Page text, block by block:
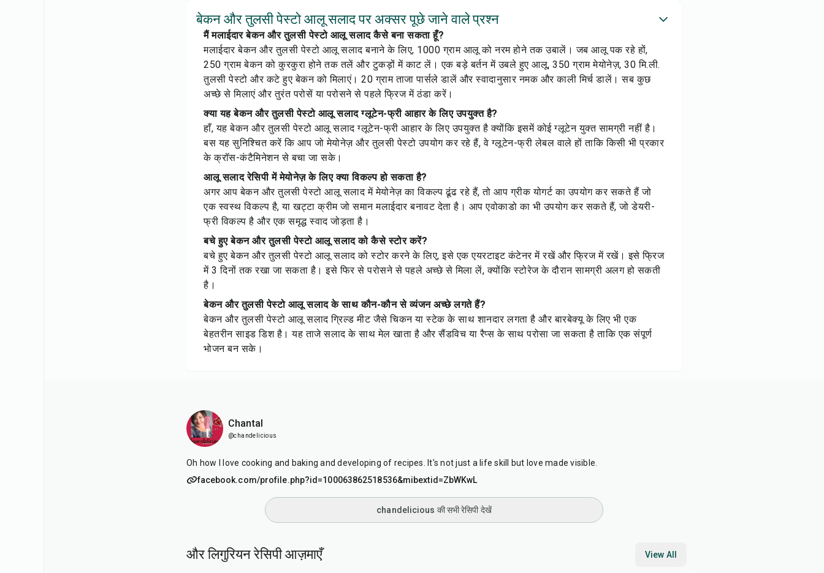
बेकन और तुलसी पेस्टो आलू सलाद पर अक्सर पूछे जाने वाले प्रश्न
मैं मलाईदार बेकन और तुलसी पेस्टो आलू सलाद कैसे बना सकता हूँ?
मलाईदार बेकन और तुलसी पेस्टो आलू सलाद बनाने के लिए, 1000 ग्राम आलू को नरम होने तक उबालें। जब आलू पक रहे हों,
250 ग्राम बेकन को कुरकुरा होने तक तलें और टुकड़ों में काट लें। एक बड़े बर्तन में उबले हुए आलू, 350 ग्राम मेयोनेज़, 30 मि.ली.
तुलसी पेस्टो और कटे हुए बेकन को मिलाएं। 20 ग्राम ताजा पार्सले डालें और स्वादानुसार नमक और काली मिर्च डालें। सब कुछ
अच्छे से मिलाएं और तुरंत परोसें या परोसने से पहले फ्रिज में ठंडा करें।
क्या यह बेकन और तुलसी पेस्टो आलू सलाद ग्लूटेन-फ्री आहार के लिए उपयुक्त है?
हाँ, यह बेकन और तुलसी पेस्टो आलू सलाद ग्लूटेन-फ्री आहार के लिए उपयुक्त है क्योंकि इसमें कोई ग्लूटेन युक्त सामग्री नहीं है।
बस यह सुनिश्चित करें कि आप जो मेयोनेज़ और तुलसी पेस्टो उपयोग कर रहे हैं, वे ग्लूटेन-फ्री लेबल वाले हों ताकि किसी भी प्रकार
के क्रॉस-कंटैमिनेशन से बचा जा सके।
आलू सलाद रेसिपी में मेयोनेज़ के लिए क्या विकल्प हो सकता है?
अगर आप बेकन और तुलसी पेस्टो आलू सलाद में मेयोनेज़ का विकल्प ढूंढ रहे हैं, तो आप ग्रीक योगर्ट का उपयोग कर सकते हैं जो
एक स्वस्थ विकल्प है, या खट्टा क्रीम जो समान मलाईदार बनावट देता है। आप एवोकाडो का भी उपयोग कर सकते हैं, जो डेयरी-
फ्री विकल्प है और एक समृद्ध स्वाद जोड़ता है।
बचे हुए बेकन और तुलसी पेस्टो आलू सलाद को कैसे स्टोर करें?
बचे हुए बेकन और तुलसी पेस्टो आलू सलाद को स्टोर करने के लिए, इसे एक एयरटाइट कंटेनर में रखें और फ्रिज में रखें। इसे फ्रिज
में 3 दिनों तक रखा जा सकता है। इसे फिर से परोसने से पहले अच्छे से मिला लें, क्योंकि स्टोरेज के दौरान सामग्री अलग हो सकती
है।
बेकन और तुलसी पेस्टो आलू सलाद के साथ कौन-कौन से व्यंजन अच्छे लगते हैं?
बेकन और तुलसी पेस्टो आलू सलाद ग्रिल्ड मीट जैसे चिकन या स्टेक के साथ शानदार लगता है और बारबेक्यू के लिए भी एक
बेहतरीन साइड डिश है। यह ताजे सलाद के साथ मेल खाता है और सैंडविच या रैप्स के साथ परोसा जा सकता है ताकि एक संपूर्ण
भोजन बन सके।
Chantal
@chandelicious
facebook.com/profile.php?id=100063862518536&mibextid=ZbWKwL
chandelicious की सभी रेसिपी देखें
और लिगुरियन रेसिपी आज़माएँ View All